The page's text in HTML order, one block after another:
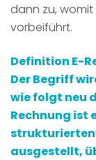
dann zu, womit
vorbeiführt.
Definition E-
Der Begriff
wie folgt neu
Rechnung ist
strukturierten
ausgestellt,